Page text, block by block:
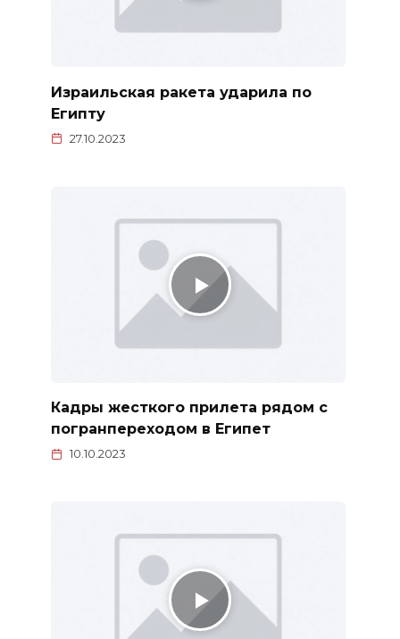
Израильская ракета ударила по
Египту
27.10.2023
Кадры жесткого прилета рядом с
погранпереходом в Египет
10.10.2023